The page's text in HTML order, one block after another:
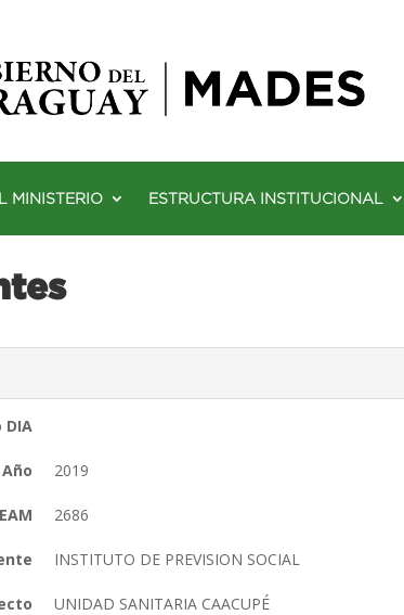
MINISTERIO ESTRUCTURA INSTITUCIONAL
DIA
Año 2019
2686
INSTITUTO DE PREVISION SOCIAL
UNIDAD SANITARIA CAACUPÉ